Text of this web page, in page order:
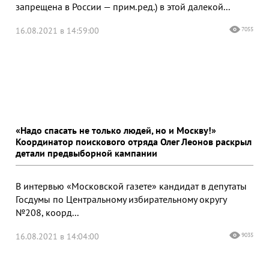
запрещена в России — прим.ред.) в этой далекой...
16.08.2021 в 14:59:00 7055
«Надо спасать не только людей, но и Москву!»
Координатор поискового отряда Олег Леонов раскрыл
детали предвыборной кампании
В интервью «Московской газете» кандидат в депутаты
Госдумы по Центральному избирательному округу
№208, коорд...
16.08.2021 в 14:04:00 9035